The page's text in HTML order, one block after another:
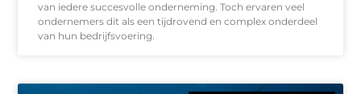
van iedere succesvolle onderneming. Toch ervaren veel
ondernemers dit als een tijdrovend en complex onderdeel
van hun bedrijfsvoering.